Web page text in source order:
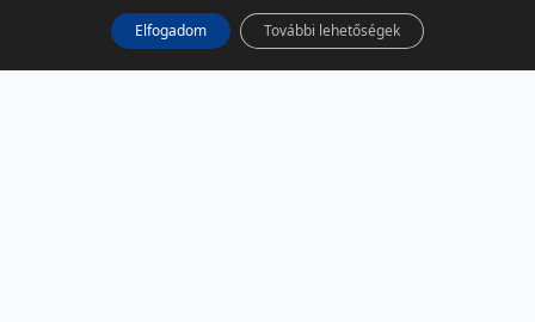
Elfogadom További lehetőségek